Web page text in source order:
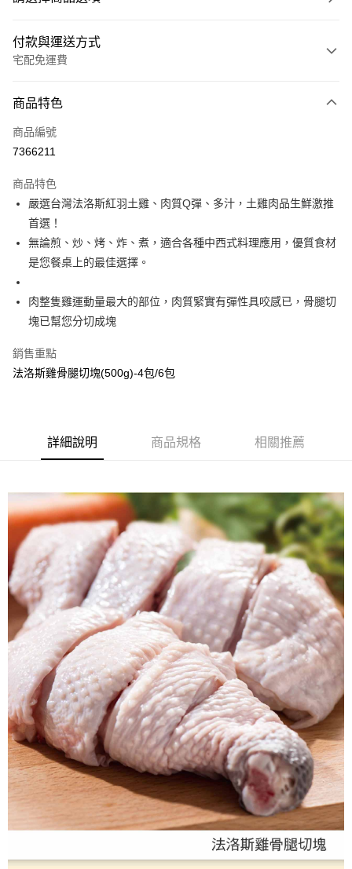
付款與運送方式
宅配免運費
信用卡一次付款
Apple Pay
Google Pay
AFTEE先享後付
相關說明
【關於「AFTEE先享後付」】
AFTEE先享後付是「在收到商品之後才付款」的支付方式。 讓您購物簡單
便利好安心！
１．簡單：不需註冊會員、不需綁卡、不需儲值。
２．便利：只要手機號碼，簡訊認證，即可結帳。
１．於結帳方式選擇「AFTEE先享後付」後，將跳轉至「AFTEE先享後付」
ATM／網路銀行／等多元方式進行付款，方視為交易完成。
※ 請注意：結帳手續完成當下不需立刻繳費，但若您需要取消訂單，請聯絡
購買商品的店家。未經商家同意取消之訂單仍視為有效，需透過AFTEE先享
※ 交易是否成功請以「AFTEE先享後付 」之結帳頁面顯示為準，若有關於
是否繳費成功／繳費後需取消欲退款等相關疑問，請聯繫「AFTEE先享後付
客戶支援中心」https://netprotections.freshdesk.com/support/home
【注意事項】
１．透過由恩沛科技股份有限公司提供之「AFTEE先享後付」服務完成之交
易，需依本服務之必要範圍內提供個人資料，並將交易相關給付款項請求債
權轉讓予恩沛科技股份有限公司。
２．關於個人資料處理事宜，請瀏覽以下網址：
https://aftee.tw/terms/#terms3
３．未成年的使用者請事先徵得法定代理人或監護人之同意方可使用
「AFTEE先享後付」，若未經同意申辦者引起之損失，本公司不負相關責
４．使用「AFTEE先享後付」時，將依據個別帳號之用戶狀況，依本公司即
時審查核予不同之上限額度；若仍有額度不足之情形，本公司將視審查結果
請求用戶進行身份認證。
５．嚴禁一人註冊多個帳號或使用他人資訊註冊。若發現惡意使用之情形，
恩沛科技股份有限公司將有權停止該用戶之使用額度並採取法律行動。
運送方式
每筆NT$190，滿NT$2,000(含以上)免運費
離島冷凍宅配
每筆NT$190，滿NT$2,000(含以上)免運費
商品特色
商品編號
7366211
商品特色
嚴選台灣法洛斯紅羽土雞、肉質Q彈、多汁，土雞肉品生鮮激推
首選！
無論煎、炒、烤、炸、煮，適合各種中西式料理應用，優質食材
是您餐桌上的最佳選擇。
肉整隻雞運動量最大的部位，肉質緊實有彈性具咬感已，骨腿切
塊已幫您分切成塊
銷售重點
法洛斯雞骨腿切塊(500g)-4包/6包
詳細說明 商品規格 相關推薦